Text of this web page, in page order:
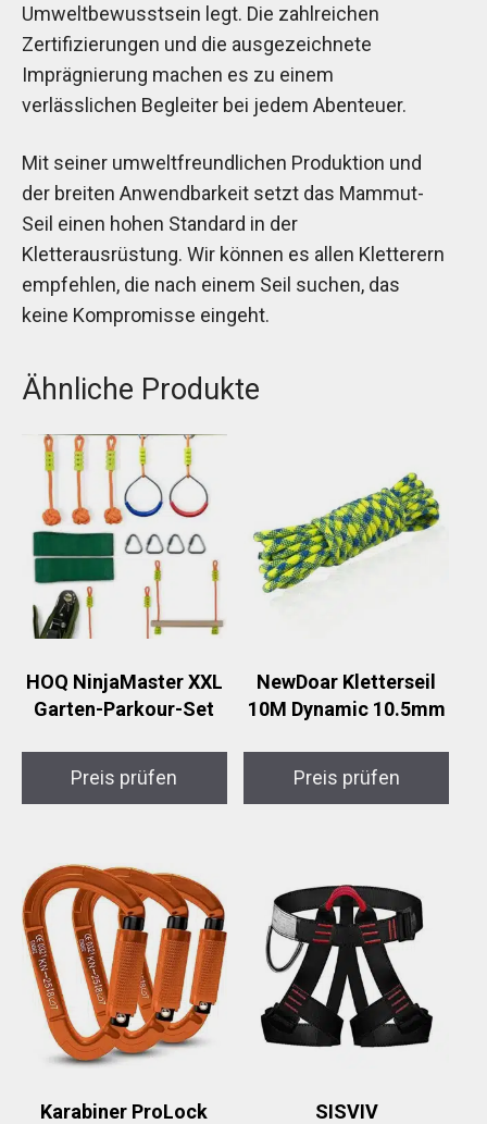
Umweltbewusstsein legt. Die zahlreichen
Zertifizierungen und die ausgezeichnete
Imprägnierung machen es zu einem
verlässlichen Begleiter bei jedem Abenteuer.
Mit seiner umweltfreundlichen Produktion und
der breiten Anwendbarkeit setzt das Mammut-
Seil einen hohen Standard in der
Kletterausrüstung. Wir können es allen Kletterern
empfehlen, die nach einem Seil suchen, das
keine Kompromisse eingeht.
Ähnliche Produkte
HOQ NinjaMaster XXL
Garten-Parkour-Set
Preis prüfen
NewDoar Kletterseil
10M Dynamic 10.5mm
Preis prüfen
Karabiner ProLock
SISVIV